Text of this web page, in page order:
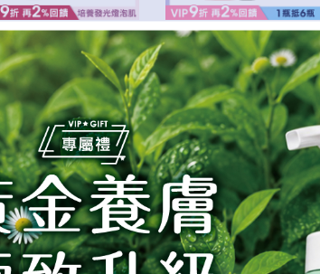
肌光鑽白青春露 EX 秘之湧天堂之泉補充瓶